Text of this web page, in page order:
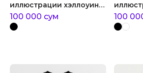
иллюстрации хэллоуин
арт
100 000 сум
стикер
100